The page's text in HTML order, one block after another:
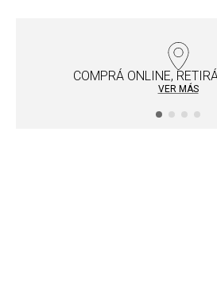
COMPRÁ ONLINE,
VER MÁS